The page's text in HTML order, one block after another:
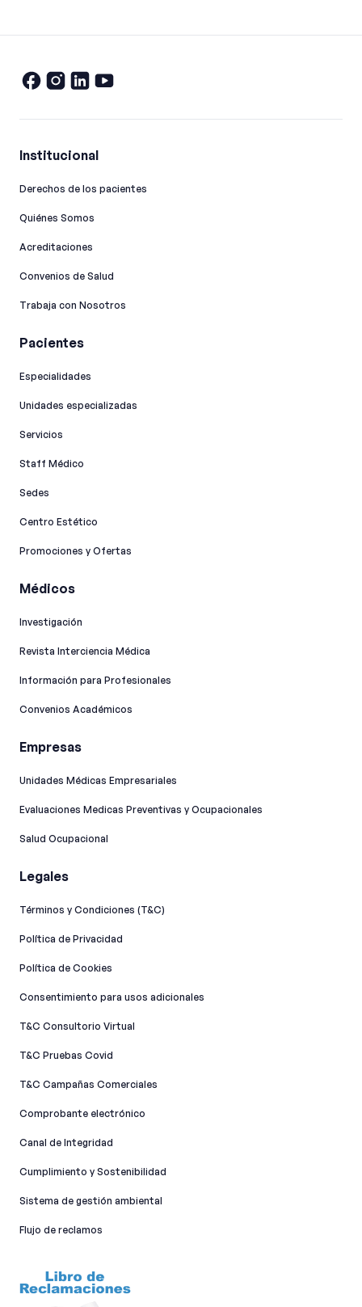
Institucional
Derechos de los pacientes
Quiénes Somos
Acreditaciones
Convenios de Salud
Trabaja con Nosotros
Pacientes
Especialidades
Unidades especializadas
Servicios
Staff Médico
Sedes
Centro Estético
Promociones y Ofertas
Médicos
Investigación
Revista Interciencia Médica
Información para Profesionales
Convenios Académicos
Empresas
Unidades Médicas Empresariales
Evaluaciones Medicas Preventivas y Ocupacionales
Salud Ocupacional
Legales
Términos y Condiciones (T&C)
Política de Privacidad
Política de Cookies
Consentimiento para usos adicionales
T&C Consultorio Virtual
T&C Pruebas Covid
T&C Campañas Comerciales
Comprobante electrónico
Canal de Integridad​
Cumplimiento y Sostenibilidad
Sistema de gestión ambiental
Flujo de reclamos